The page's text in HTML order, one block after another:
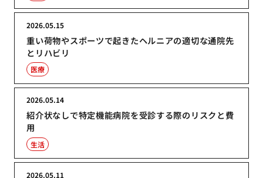
重い荷物やスポーツで起きたヘルニアの適切な通院先
とリハビリ
2026.05.15
医療
紹介状なしで特定機能病院を受診する際のリスクと費
用
2026.05.14
生活
2026.05.11